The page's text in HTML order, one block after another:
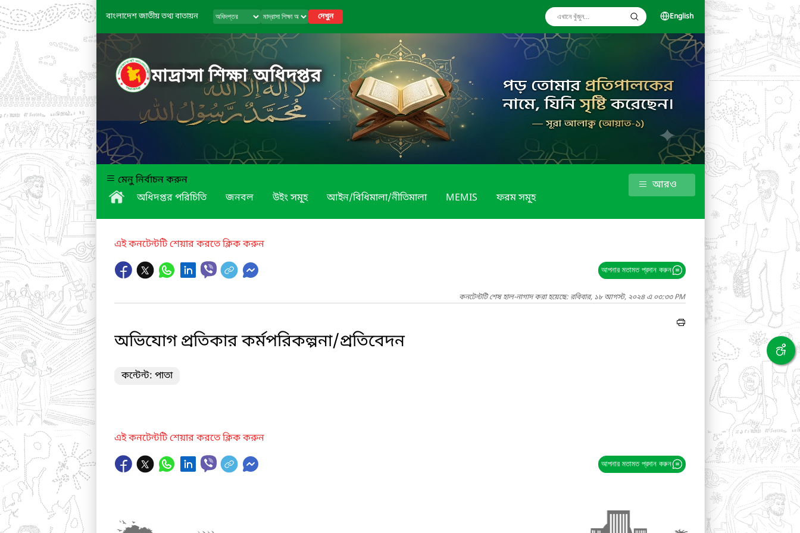
বাংলাদেশ জাতীয় তথ্য বাতায়ন দেখুন English
মাদ্রাসা শিক্ষা অধিদপ্তর
মেনু নির্বাচন করুন
অধিদপ্তর পরিচিতি
জনবল উইং সমূ্হ আইন/বিধিমালা/নীতিমালা MEMIS ফরম সমূ্হ
আরও
এই কনটেন্টটি শেয়ার করতে ক্লিক করুন
আপনার মতামত প্রদান করুন
কনটেন্টটি শেষ হাল-নাগাদ করা হয়েছে: রবিবার, ১৮ আগস্ট, ২০২৪ এ ০৩:৩৩ PM
অভিযোগ প্রতিকার কর্মপরিকল্পনা/প্রতিবেদন
কন্টেন্ট: পাতা
এই কনটেন্টটি শেয়ার করতে ক্লিক করুন
আপনার মতামত প্রদান করুন